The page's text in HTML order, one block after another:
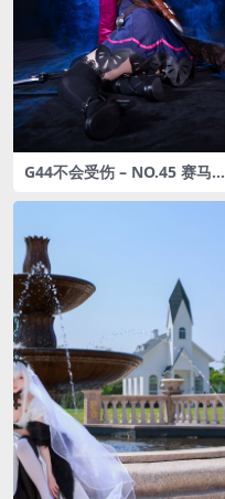
G44不会受伤 – NO.45 赛马娘